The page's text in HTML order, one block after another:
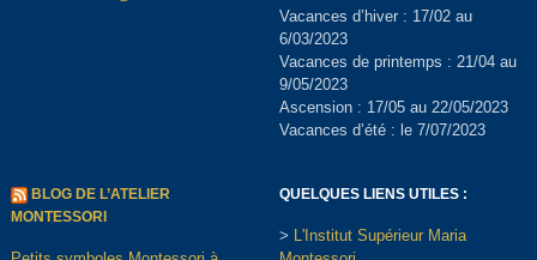
Vacances d’hiver : 17/02 au
6/03/2023
Vacances de printemps : 21/04 au
9/05/2023
Ascension : 17/05 au 22/05/2023
Vacances d’été : le 7/07/2023
BLOG DE L’ATELIER
MONTESSORI
QUELQUES LIENS UTILES :
>
L'Institut Supérieur Maria